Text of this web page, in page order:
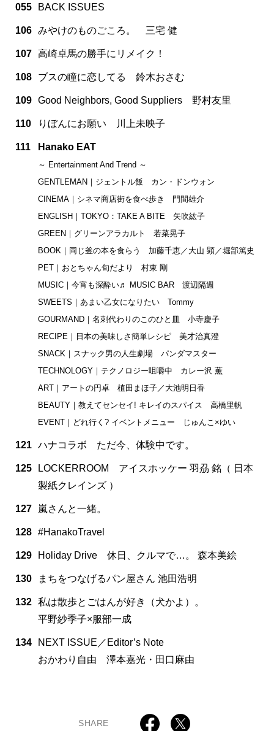
055 BACK ISSUES
106 みやけのものごころ。 三宅 健
107 高崎卓馬の勝手にリメイク！
108 ブスの瞳に恋してる 鈴木おさむ
109 Good Neighbors, Good Suppliers 野村友里
110 りぼんにお願い 川上未映子
111 Hanako EAT
～ Entertainment And Trend ～
GENTLEMAN｜ジェントル飯 カン・ドンウォン
CINEMA｜シネマ商店街を食べ歩き 門間雄介
ENGLISH｜TOKYO：TAKE A BITE 矢吹紘子
GREEN｜グリーンアラカルト 若菜晃子
BOOK｜同じ釜の本を食らう 加藤千恵／大山 顕／堀部篤史
PET｜おとちゃん旬だより 村東 剛
MUSIC｜今宵も深酔い♬ MUSIC BAR 渡辺隔週
SWEETS｜あまい乙女になりたい Tommy
GOURMAND｜名刺代わりのこのひと皿 小寺慶子
RECIPE｜日本の美味しさ簡単レシピ 美才治真澄
SNACK｜スナック男の人生劇場 パンダマスター
TECHNOLOGY｜テクノロジー咀嚼中 カレー沢 薫
ART｜アートの円卓 植田まほ子／大池明日香
BEAUTY｜教えてセンセイ! キレイのスパイス 高橋里帆
EVENT｜どれ行く? イベントメニュー じゅんこ×ゆい
121 ハナコラボ ただ今、体験中です。
125
LOCKERROOM アイスホッケー 羽刕 銘（ 日本
製紙クレインズ ）
127 嵐さんと一緒。
128 #HanakoTravel
129 Holiday Drive 休日、クルマで…。 森本美絵
130 まちをつなげるパン屋さん 池田浩明
132 私は散歩とごはんが好き（犬かよ）。
平野紗季子×服部一成
134
NEXT ISSUE／Editor’s Note
おかわり自由 澤本嘉光・田口麻由
SHARE